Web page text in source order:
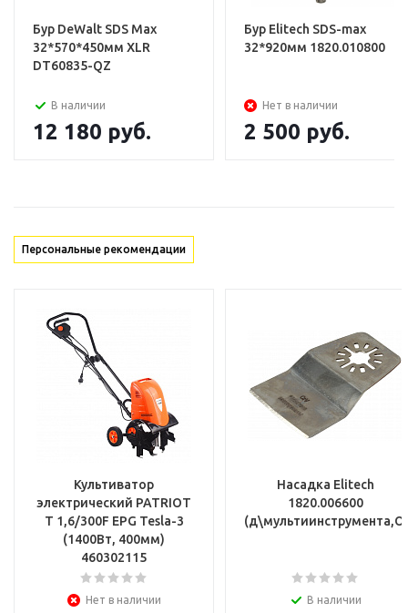
Бур DeWalt SDS Mах
32*570*450мм XLR
DT60835-QZ
В наличии
12 180 руб.
Бур Elitech SDS-max
32*920мм 1820.010800
Нет в наличии
2 500 руб.
Персональные рекомендации
Культиватор
электрический PATRIOT
T 1,6/300F EPG Tesla-3
(1400Вт, 400мм)
460302115
Нет в наличии
Насадка Elitech
1820.006600
В наличии